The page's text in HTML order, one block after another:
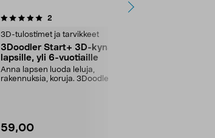
2
3D-tulostimet ja tarvikkeet
3Doodler Start+ 3D-kynä
lapsille, yli 6-vuotiaille
Anna lapsen luoda leluja,
rakennuksia, koruja. 3Doodler
59,00
5.0 viidestä